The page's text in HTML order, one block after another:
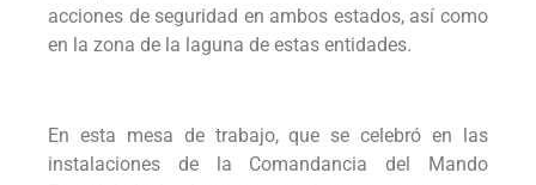
acciones de seguridad en ambos estados, así como
en la zona de la laguna de estas entidades.
En esta mesa de trabajo, que se celebró en las
instalaciones de la Comandancia del Mando